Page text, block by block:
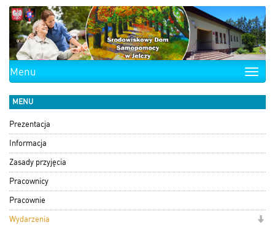
Toggle
Menu
MENU
Prezentacja
Informacja
Zasady przyjęcia
Pracownicy
Pracownie
Wydarzenia